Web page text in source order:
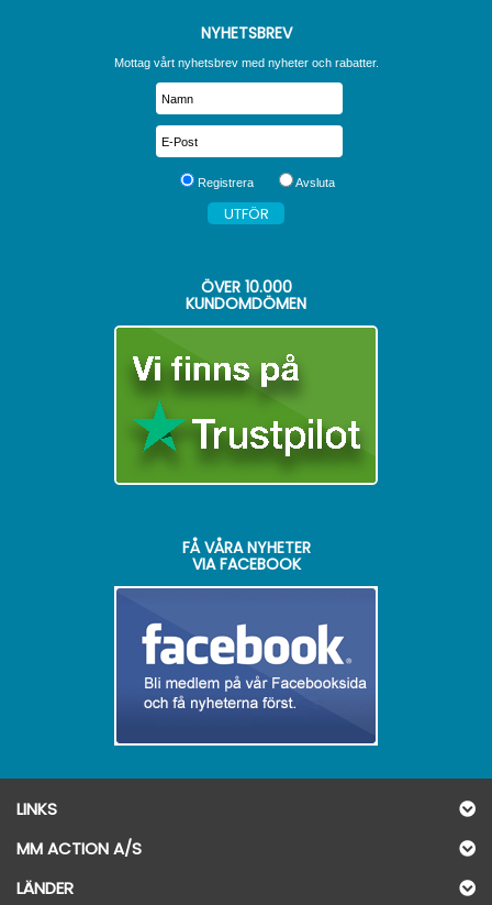
NYHETSBREV
Mottag vårt nyhetsbrev med nyheter och rabatter.
Registrera Avsluta
ÖVER 10.000
KUNDOMDÖMEN
FÅ VÅRA NYHETER
VIA FACEBOOK
LINKS
MM ACTION A/S
LÄNDER